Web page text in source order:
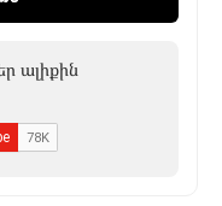
ալիքին